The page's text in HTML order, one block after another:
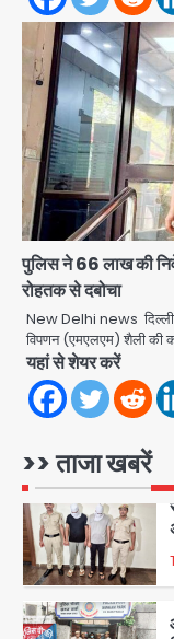
पुलिस ने 66 लाख की
रोहतक से दबोचा
New Delhi news दिल्ली
विपणन (एमएलएम) शैली की
यहां से शेयर करें
>> ताजा खबरें
5
1
2
3
4